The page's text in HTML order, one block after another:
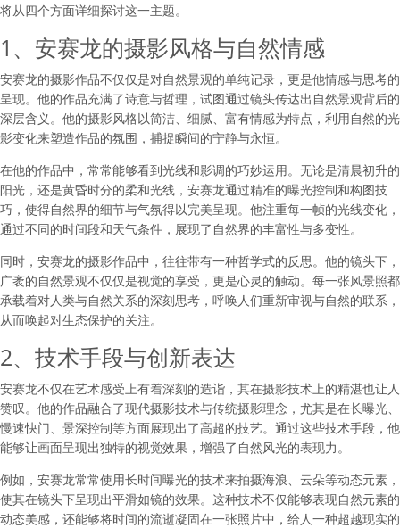
将从四个方面详细探讨这一主题。
1、安赛龙的摄影风格与自然情感
安赛龙的摄影作品不仅仅是对自然景观的单纯记录，更是他情感与思考的
呈现。他的作品充满了诗意与哲理，试图通过镜头传达出自然景观背后的
深层含义。他的摄影风格以简洁、细腻、富有情感为特点，利用自然的光
影变化来塑造作品的氛围，捕捉瞬间的宁静与永恒。
在他的作品中，常常能够看到光线和影调的巧妙运用。无论是清晨初升的
阳光，还是黄昏时分的柔和光线，安赛龙通过精准的曝光控制和构图技
巧，使得自然界的细节与气氛得以完美呈现。他注重每一帧的光线变化，
通过不同的时间段和天气条件，展现了自然界的丰富性与多变性。
同时，安赛龙的摄影作品中，往往带有一种哲学式的反思。他的镜头下，
广袤的自然景观不仅仅是视觉的享受，更是心灵的触动。每一张风景照都
承载着对人类与自然关系的深刻思考，呼唤人们重新审视与自然的联系，
从而唤起对生态保护的关注。
2、技术手段与创新表达
安赛龙不仅在艺术感受上有着深刻的造诣，其在摄影技术上的精湛也让人
赞叹。他的作品融合了现代摄影技术与传统摄影理念，尤其是在长曝光、
慢速快门、景深控制等方面展现出了高超的技艺。通过这些技术手段，他
能够让画面呈现出独特的视觉效果，增强了自然风光的表现力。
例如，安赛龙常常使用长时间曝光的技术来拍摄海浪、云朵等动态元素，
使其在镜头下呈现出平滑如镜的效果。这种技术不仅能够表现自然元素的
动态美感，还能够将时间的流逝凝固在一张照片中，给人一种超越现实的